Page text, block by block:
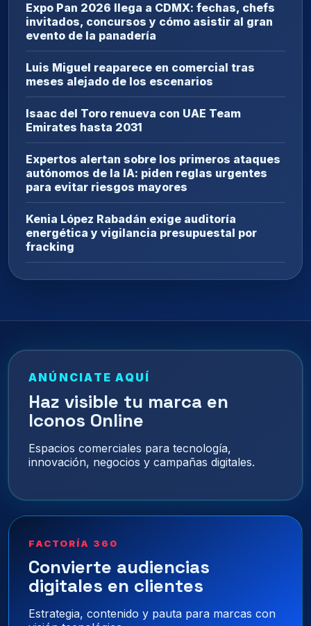
Expo Pan 2026 llega a CDMX: fechas, chefs
invitados, concursos y cómo asistir al gran
evento de la panadería
Luis Miguel reaparece en comercial tras
meses alejado de los escenarios
Isaac del Toro renueva con UAE Team
Emirates hasta 2031
Expertos alertan sobre los primeros ataques
autónomos de la IA: piden reglas urgentes
para evitar riesgos mayores
Kenia López Rabadán exige auditoría
energética y vigilancia presupuestal por
fracking
ANÚNCIATE AQUÍ
Haz visible tu marca en
Iconos Online
Espacios comerciales para tecnología,
innovación, negocios y campañas digitales.
FACTORÍA 360
Convierte audiencias
digitales en clientes
Estrategia, contenido y pauta para marcas con